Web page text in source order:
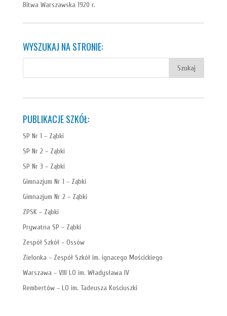
Bitwa Warszawska 1920 r.
WYSZUKAJ NA STRONIE:
PUBLIKACJE SZKÓŁ:
SP Nr 1 – Ząbki
SP Nr 2 – Ząbki
SP Nr 3 – Ząbki
Gimnazjum Nr 1 – Ząbki
Gimnazjum Nr 2 – Ząbki
ZPSK – Ząbki
Prywatna SP – Ząbki
Zespół Szkół – Ossów
Zielonka – Zespół Szkół im. ignacego Mościckiego
Warszawa – VIII LO im. Władysława IV
Rembertów – LO im. Tadeusza Kościuszki